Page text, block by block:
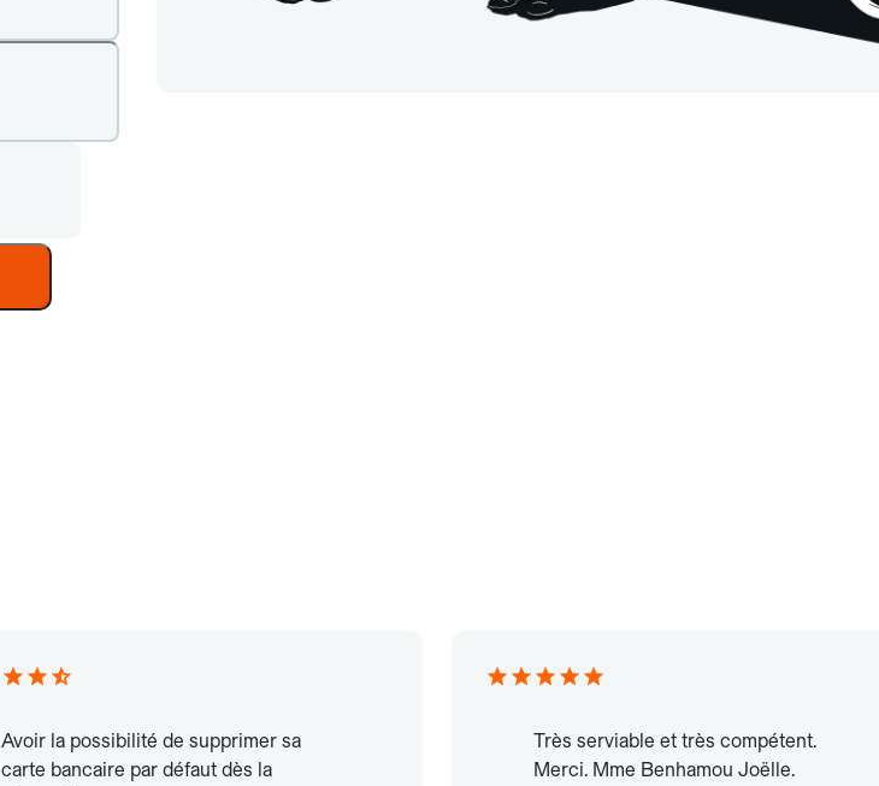
Avoir la possibilité de supprimer sa
carte bancaire par défaut dès la
Très serviable et très compétent.
Merci. Mme Benhamou Joëlle.